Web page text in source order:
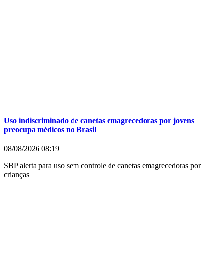
Uso indiscriminado de canetas emagrecedoras por jovens
preocupa médicos no Brasil
08/08/2026 08:19
SBP alerta para uso sem controle de canetas emagrecedoras por
crianças